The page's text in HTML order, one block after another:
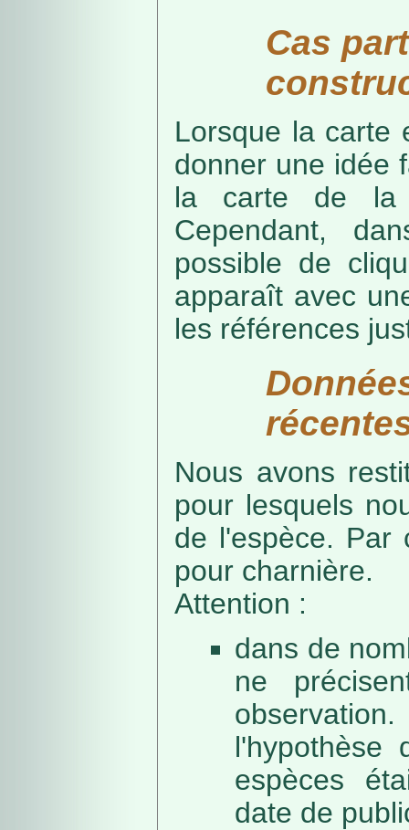
Cas
Lorsque la carte
donner une idée
la carte de la
Cependant,
possible de
apparaît avec
les références
Nous avons
pour lesquels
de l'espèce. Par
pour charnière.
Attention :
dans de
ne
l'hypothèse
espèces
date de